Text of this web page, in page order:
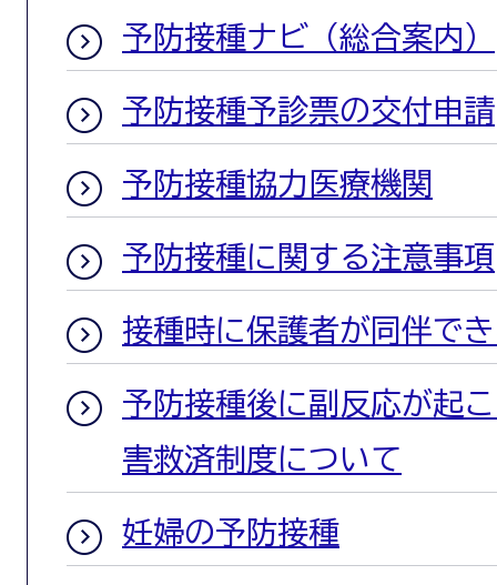
予防接種ナビ（総合案内）
予防接種予診票の交付申請
予防接種協力医療機関
予防接種に関する注意事項
接種時に保護者が同伴で
予防接種後に副反応が起
害救済制度について
妊婦の予防接種